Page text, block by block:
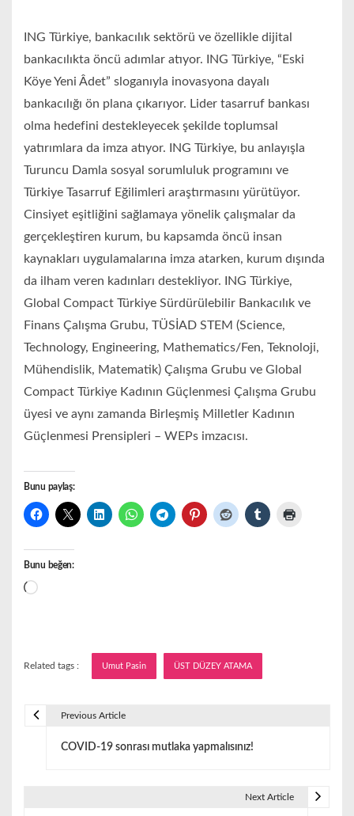
ING Türkiye, bankacılık sektörü ve özellikle dijital
bankacılıkta öncü adımlar atıyor. ING Türkiye, “Eski
Köye Yeni Âdet” sloganıyla inovasyona dayalı
bankacılığı ön plana çıkarıyor. Lider tasarruf bankası
olma hedefini destekleyecek şekilde toplumsal
yatırımlara da imza atıyor. ING Türkiye, bu anlayışla
Turuncu Damla sosyal sorumluluk programını ve
Türkiye Tasarruf Eğilimleri araştırmasını yürütüyor.
Cinsiyet eşitliğini sağlamaya yönelik çalışmalar da
gerçekleştiren kurum, bu kapsamda öncü insan
kaynakları uygulamalarına imza atarken, kurum dışında
da ilham veren kadınları destekliyor. ING Türkiye,
Global Compact Türkiye Sürdürülebilir Bankacılık ve
Finans Çalışma Grubu, TÜSİAD STEM (Science,
Technology, Engineering, Mathematics/Fen, Teknoloji,
Mühendislik, Matematik) Çalışma Grubu ve Global
Compact Türkiye Kadının Güçlenmesi Çalışma Grubu
üyesi ve aynı zamanda Birleşmiş Milletler Kadının
Güçlenmesi Prensipleri – WEPs imzacısı.
Bunu paylaş:
Bunu beğen:
Yükleniyor...
Related tags : Umut Pasin ÜST DÜZEY ATAMA
Previous Article
COVID-19 sonrası mutlaka yapmalısınız!
Next Article